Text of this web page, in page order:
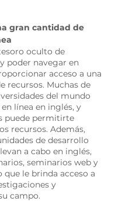
gran cantidad de
oculto de
poder navegar en
acceso a una
recursos. Muchas de
del mundo
línea en inglés, y
puede permitirte
recursos. Además,
de desarrollo
a cabo en inglés,
seminarios web y
que le brinda acceso a
y
campo.